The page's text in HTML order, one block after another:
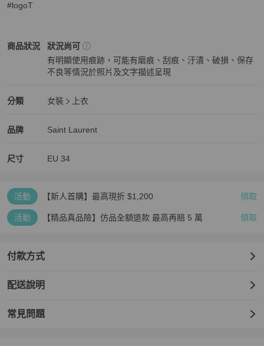
#logoT
商品狀況
Saint Laurent女裝商品狀態與細節
狀況尚可
有明顯使用痕跡，可能有磨痕、刮痕、汙漬、破損、保存
不良等情況於照片及文字描述呈現
分類
Saint Laurent女裝 分類資訊
女裝
上衣
品牌
Saint Laurent精品 女裝品牌介紹
Saint Laurent
Saint Laurent推薦清單
尺寸 EU 34
活動 【新人首購】最高現折 $1,200 領取
活動 【精品真品險】仿品全額退款 最高再賠 5 萬 領取
付款方式
配送說明
常見問題